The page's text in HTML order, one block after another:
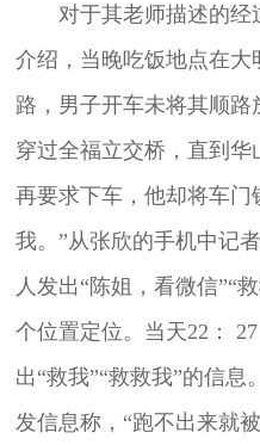
对于其老师描述的经
介绍，当晚吃饭地点在大
路，男子开车未将其顺
穿过全福立交桥，直到
再要求下车，他却将车门
我。”从张欣的手机中记
人发出“陈姐，看微信”“
个位置定位。当天22：
出“救我”“救救我”的信息
发信息称，“跑不出来就